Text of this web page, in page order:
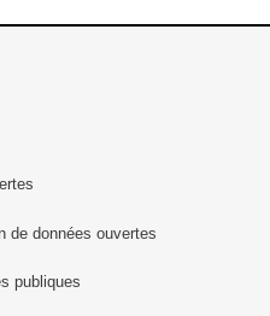
de données ouvertes
publiques